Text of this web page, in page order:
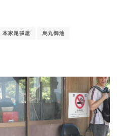
本家尾張屋 烏丸御池